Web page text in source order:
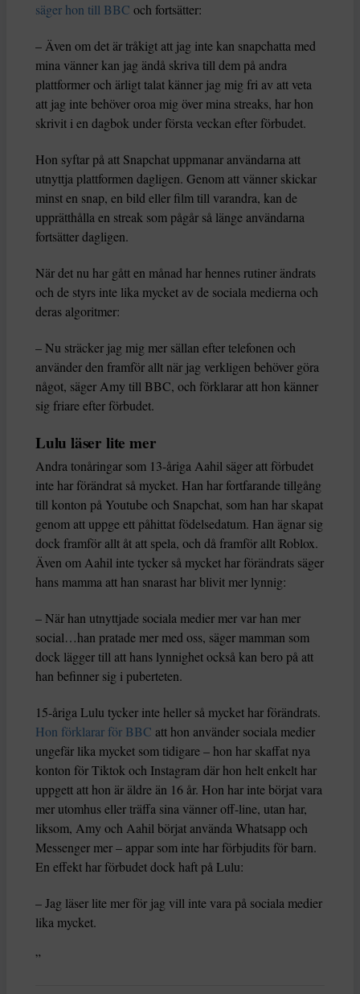
säger hon till BBC och fortsätter:
– Även om det är tråkigt att jag inte kan snapchatta med
mina vänner kan jag ändå skriva till dem på andra
plattformer och ärligt talat känner jag mig fri av att veta
att jag inte behöver oroa mig över mina streaks, har hon
skrivit i en dagbok under första veckan efter förbudet.
Hon syftar på att Snapchat uppmanar användarna att
utnyttja plattformen dagligen. Genom att vänner skickar
minst en snap, en bild eller film till varandra, kan de
upprätthålla en streak som pågår så länge användarna
fortsätter dagligen.
När det nu har gått en månad har hennes rutiner ändrats
och de styrs inte lika mycket av de sociala medierna och
deras algoritmer:
– Nu sträcker jag mig mer sällan efter telefonen och
använder den framför allt när jag verkligen behöver göra
något, säger Amy till BBC, och förklarar att hon känner
sig friare efter förbudet.
Lulu läser lite mer
Andra tonåringar som 13-åriga Aahil säger att förbudet
inte har förändrat så mycket. Han har fortfarande tillgång
till konton på Youtube och Snapchat, som han har skapat
genom att uppge ett påhittat födelsedatum. Han ägnar sig
dock framför allt åt att spela, och då framför allt Roblox.
Även om Aahil inte tycker så mycket har förändrats säger
hans mamma att han snarast har blivit mer lynnig:
– När han utnyttjade sociala medier mer var han mer
social…han pratade mer med oss, säger mamman som
dock lägger till att hans lynnighet också kan bero på att
han befinner sig i puberteten.
15-åriga Lulu tycker inte heller så mycket har förändrats.
Hon förklarar för BBC att hon använder sociala medier
ungefär lika mycket som tidigare – hon har skaffat nya
konton för Tiktok och Instagram där hon helt enkelt har
uppgett att hon är äldre än 16 år. Hon har inte börjat vara
mer utomhus eller träffa sina vänner off-line, utan har,
liksom, Amy och Aahil börjat använda Whatsapp och
Messenger mer – appar som inte har förbjudits för barn.
En effekt har förbudet dock haft på Lulu:
– Jag läser lite mer för jag vill inte vara på sociala medier
lika mycket.
”